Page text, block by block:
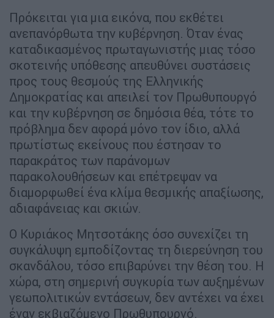
Πρόκειται για μια εικόνα, που εκθέτει
ανεπανόρθωτα την κυβέρνηση. Όταν ένας
καταδικασμένος πρωταγωνιστής μιας τόσο
σκοτεινής υπόθεσης απευθύνει συστάσεις
προς τους θεσμούς της Ελληνικής
Δημοκρατίας και απειλεί τον Πρωθυπουργό
και την κυβέρνηση σε δημόσια θέα, τότε το
πρόβλημα δεν αφορά μόνο τον ίδιο, αλλά
πρωτίστως εκείνους που έστησαν το
παρακράτος των παράνομων
παρακολουθήσεων και επέτρεψαν να
διαμορφωθεί ένα κλίμα θεσμικής απαξίωσης,
αδιαφάνειας και σκιών.
Ο Κυριάκος Μητσοτάκης όσο συνεχίζει τη
συγκάλυψη εμποδίζοντας τη διερεύνηση του
σκανδάλου, τόσο επιβαρύνει την θέση του. Η
χώρα, στη σημερινή συγκυρία των αυξημένων
γεωπολιτικών εντάσεων, δεν αντέχει να έχει
έναν εκβιαζόμενο Πρωθυπουργό.